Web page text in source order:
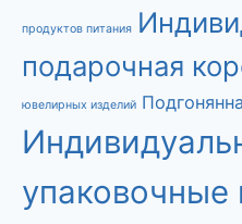
продуктов питания
подарочная
ювелирных изделий
упаковочные